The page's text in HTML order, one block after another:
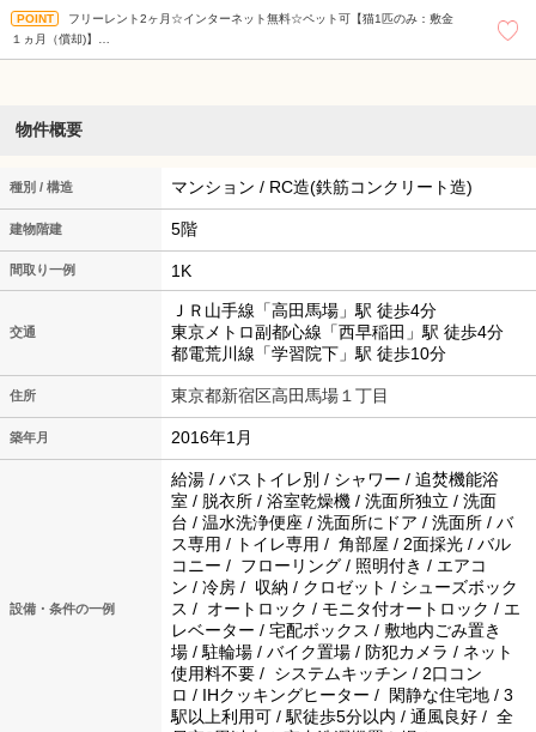
フリーレント2ヶ月☆インターネット無料☆ペット可【猫1匹のみ：敷金
１ヵ月（償却)】
物件概要
種別 / 構造 マンション / RC造(鉄筋コンクリート造)
建物階建 5階
間取り一例 1K
交通
ＪＲ山手線「高田馬場」駅 徒歩4分
東京メトロ副都心線「西早稲田」駅 徒歩4分
都電荒川線「学習院下」駅 徒歩10分
住所 東京都新宿区高田馬場１丁目
築年月 2016年1月
設備・条件の一例
給湯 / バストイレ別 / シャワー / 追焚機能浴
室 / 脱衣所 / 浴室乾燥機 / 洗面所独立 / 洗面
台 / 温水洗浄便座 / 洗面所にドア / 洗面所 / バ
ス専用 / トイレ専用 / 角部屋 / 2面採光 / バル
コニー / フローリング / 照明付き / エアコ
ン / 冷房 / 収納 / クロゼット / シューズボック
ス / オートロック / モニタ付オートロック / エ
レベーター / 宅配ボックス / 敷地内ごみ置き
場 / 駐輪場 / バイク置場 / 防犯カメラ / ネット
使用料不要 / システムキッチン / 2口コン
ロ / IHクッキングヒーター / 閑静な住宅地 / 3
駅以上利用可 / 駅徒歩5分以内 / 通風良好 / 全